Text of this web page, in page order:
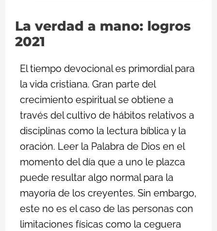
La verdad a mano: logros
2021
El tiempo devocional es primordial para
la vida cristiana. Gran parte del
crecimiento espiritual se obtiene a
través del cultivo de hábitos relativos a
disciplinas como la lectura bíblica y la
oración. Leer la Palabra de Dios en el
momento del día que a uno le plazca
puede resultar algo normal para la
mayoría de los creyentes. Sin embargo,
este no es el caso de las personas con
limitaciones físicas como la ceguera